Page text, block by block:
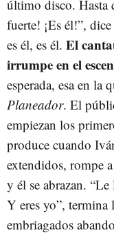
último disco. Hasta
fuerte! ¡Es él!”,
es él, es él. El
irrumpe en el
esperada, esa en la
Planeador. El
empiezan los
produce cuando
extendidos, rompe
y él se abrazan.
Y eres yo”, termina
embriagados